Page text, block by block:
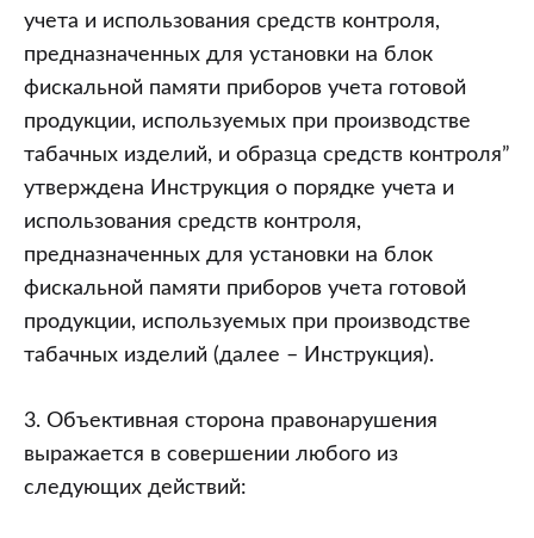
учета и использования средств контроля,
предназначенных для установки на блок
фискальной памяти приборов учета готовой
продукции, используемых при производстве
табачных изделий, и образца средств контроля”
утверждена Инструкция о порядке учета и
использования средств контроля,
предназначенных для установки на блок
фискальной памяти приборов учета готовой
продукции, используемых при производстве
табачных изделий (далее – Инструкция).
3. Объективная сторона правонарушения
выражается в совершении любого из
следующих действий: